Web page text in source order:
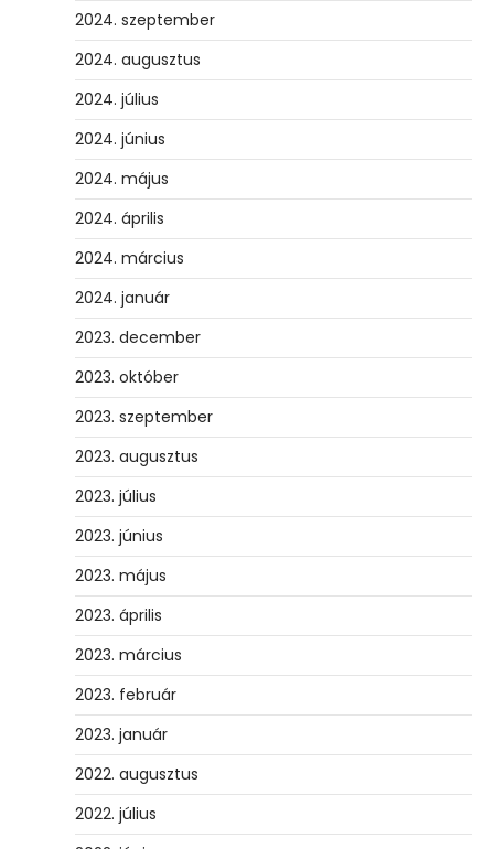
2024. szeptember
2024. augusztus
2024. július
2024. június
2024. május
2024. április
2024. március
2024. január
2023. december
2023. október
2023. szeptember
2023. augusztus
2023. július
2023. június
2023. május
2023. április
2023. március
2023. február
2023. január
2022. augusztus
2022. július